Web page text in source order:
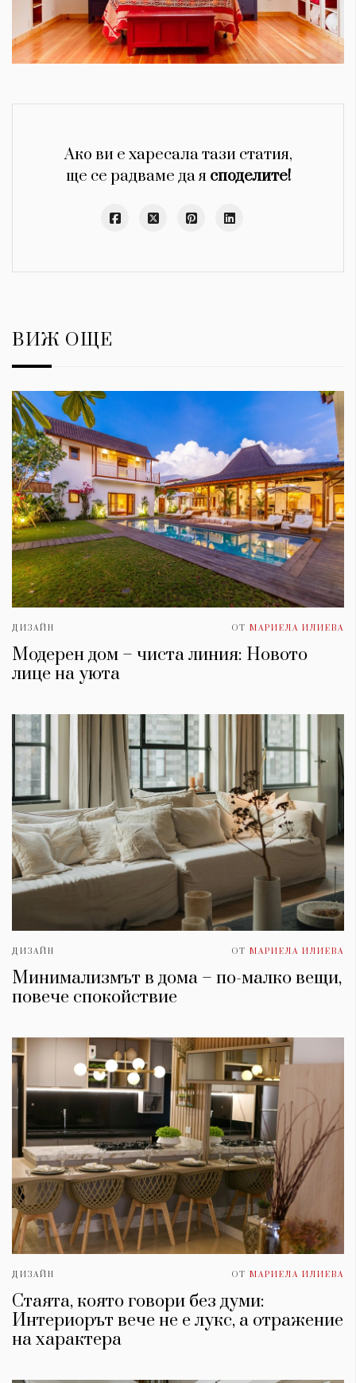
Ако ви е харесала тази статия,
ще се радваме да я споделите!
ВИЖ ОЩЕ
ДИЗАЙН ОТ МАРИЕЛА ИЛИЕВА
Модерен дом – чиста линия: Новото
лице на уюта
ДИЗАЙН ОТ МАРИЕЛА ИЛИЕВА
Минимализмът в дома – по-малко вещи,
повече спокойствие
ДИЗАЙН ОТ МАРИЕЛА ИЛИЕВА
Стаята, която говори без думи:
Интериорът вече не е лукс, а отражение
на характера